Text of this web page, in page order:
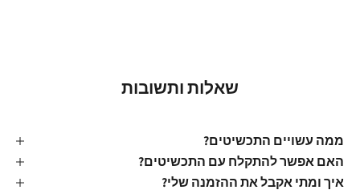
שאלות ותשובות
ממה עשויים התכשיטים?
האם אפשר להתקלח עם התכשיטים?
איך ומתי אקבל את ההזמנה שלי?